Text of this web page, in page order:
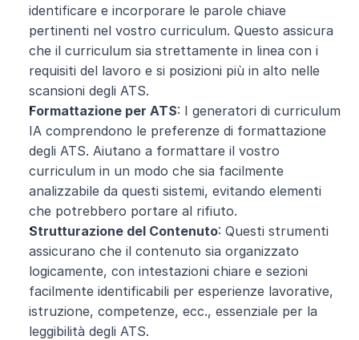
identificare e incorporare le parole chiave
pertinenti nel vostro curriculum. Questo assicura
che il curriculum sia strettamente in linea con i
requisiti del lavoro e si posizioni più in alto nelle
scansioni degli ATS.
Formattazione per ATS: I generatori di curriculum
IA comprendono le preferenze di formattazione
degli ATS. Aiutano a formattare il vostro
curriculum in un modo che sia facilmente
analizzabile da questi sistemi, evitando elementi
che potrebbero portare al rifiuto.
Strutturazione del Contenuto: Questi strumenti
assicurano che il contenuto sia organizzato
logicamente, con intestazioni chiare e sezioni
facilmente identificabili per esperienze lavorative,
istruzione, competenze, ecc., essenziale per la
leggibilità degli ATS.